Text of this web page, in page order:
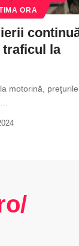
ORA
traficul la
motorină, preţurile